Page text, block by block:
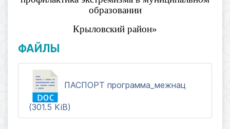
образовании
Крыловский район»
ФАЙЛЫ
ПАСПОРТ программа_межнац
(301.5 KiB)